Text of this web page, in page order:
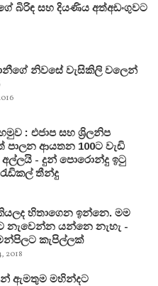
බිරිඳ සහ දියණිය අත්අඩංගුවට
නිවසේ වැසිකිලි වලෙන්
: එජාප සහ ශ්‍රිලනිප
පාලන ආයතන 100ට වැඩි
අල්ලයි - දුන් පොරොන්දු ඉටු
තීන්දු
හිතාගෙන ඉන්නෙ. මම
නැවෙන්න යන්නෙ නැහැ -
කැපිල්ලක්
2018
ඇමතුම මහින්දට